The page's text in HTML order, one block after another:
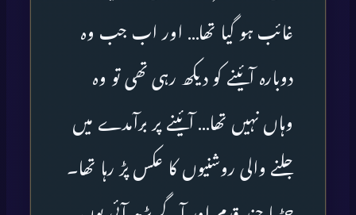
غائب ہو گیا تھا… اور اب جب وہ
دوبارہ آئینے کو دیکھ رہی تھی تو وہ
وہاں نہیں تھا… آئینے پر برآمدے میں
جلنے والی روشنیوں کا عکس پڑ رہا تھا۔